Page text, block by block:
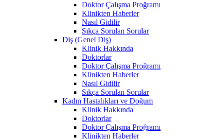
Doktor Çalışma Proğramı
Klinikten Haberler
Nasıl Gidilir
Sıkça Sorulan Sorular
Diş (Genel Diş)
Klinik Hakkında
Doktorlar
Doktor Çalışma Proğramı
Klinikten Haberler
Nasıl Gidilir
Sıkça Sorulan Sorular
Kadın Hastalıkları ve Doğum
Klinik Hakkında
Doktorlar
Doktor Çalışma Proğramı
Klinikten Haberler